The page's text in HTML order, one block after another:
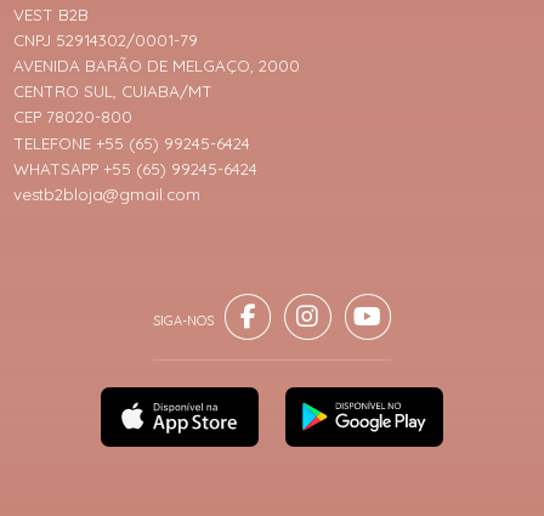
VEST B2B
CNPJ 52914302/0001-79
AVENIDA BARÃO DE MELGAÇO, 2000
CENTRO SUL, CUIABA/MT
CEP 78020-800
TELEFONE +55 (65) 99245-6424
WHATSAPP +55 (65) 99245-6424
vestb2bloja@gmail.com